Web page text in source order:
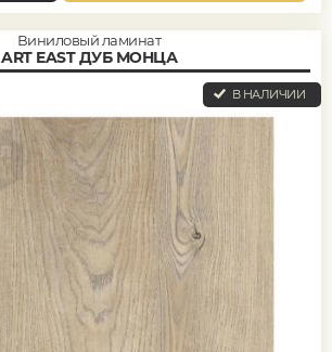
Виниловый ламинат
ART EAST ДУБ МОНЦА
В НАЛИЧИИ